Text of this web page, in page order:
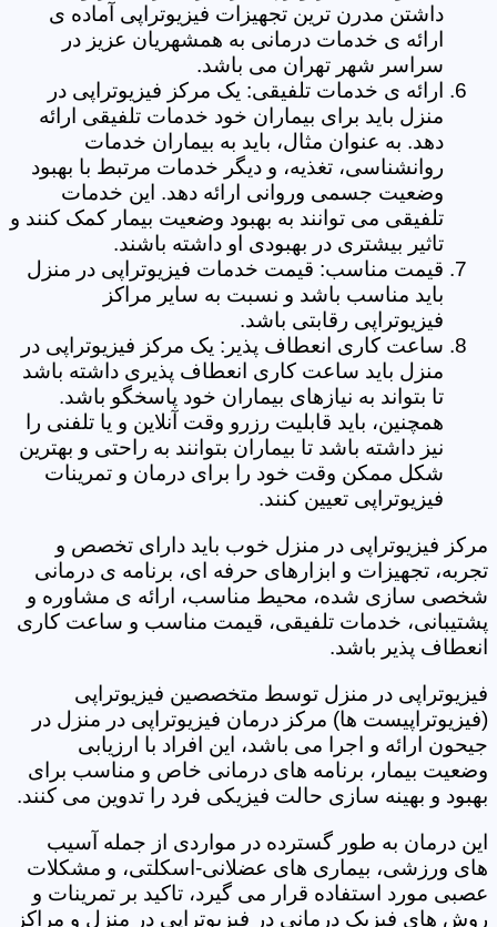
داشتن مدرن ترین تجهیزات فیزیوتراپی آماده ی
ارائه ی خدمات درمانی به همشهریان عزیز در
سراسر شهر تهران می باشد.
ارائه ی خدمات تلفیقی: یک مرکز فیزیوتراپی در
منزل باید برای بیماران خود خدمات تلفیقی ارائه
دهد. به عنوان مثال، باید به بیماران خدمات
روانشناسی، تغذیه، و دیگر خدمات مرتبط با بهبود
وضعیت جسمی وروانی ارائه دهد. این خدمات
تلفیقی می توانند به بهبود وضعیت بیمار کمک کنند و
تاثیر بیشتری در بهبودی او داشته باشند.
قیمت مناسب: قیمت خدمات فیزیوتراپی در منزل
باید مناسب باشد و نسبت به سایر مراکز
فیزیوتراپی رقابتی باشد.
ساعت کاری انعطاف پذیر: یک مرکز فیزیوتراپی در
منزل باید ساعت کاری انعطاف پذیری داشته باشد
تا بتواند به نیازهای بیماران خود پاسخگو باشد.
همچنین، باید قابلیت رزرو وقت آنلاین و یا تلفنی را
نیز داشته باشد تا بیماران بتوانند به راحتی و بهترین
شکل ممکن وقت خود را برای درمان و تمرینات
فیزیوتراپی تعیین کنند.
مرکز فیزیوتراپی در منزل خوب باید دارای تخصص و
تجربه، تجهیزات و ابزارهای حرفه ای، برنامه ی درمانی
شخصی سازی شده، محیط مناسب، ارائه ی مشاوره و
پشتیبانی، خدمات تلفیقی، قیمت مناسب و ساعت کاری
انعطاف پذیر باشد.
فیزیوتراپی در منزل توسط متخصصین فیزیوتراپی
(فیزیوتراپیست ها) مرکز درمان فیزیوتراپی در منزل در
جیحون ارائه و اجرا می باشد، این افراد با ارزیابی
وضعیت بیمار، برنامه های درمانی خاص و مناسب برای
بهبود و بهینه سازی حالت فیزیکی فرد را تدوین می کنند.
این درمان به طور گسترده در مواردی از جمله آسیب
های ورزشی، بیماری های عضلانی-اسکلتی، و مشکلات
عصبی مورد استفاده قرار می گیرد، تاکید بر تمرینات و
روش های فیزیک درمانی در فیزیوتراپی در منزل و مراکز